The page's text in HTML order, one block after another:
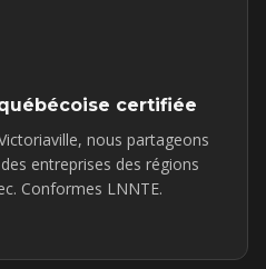
certifiée
nous partageons
entreprises des régions
Conformes LNNTE.